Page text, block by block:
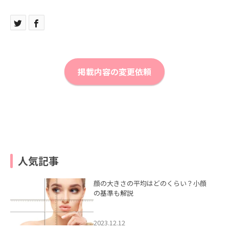
掲載内容の変更依頼
人気記事
顔の大きさの平均はどのくらい？小顔
の基準も解説
2023.12.12